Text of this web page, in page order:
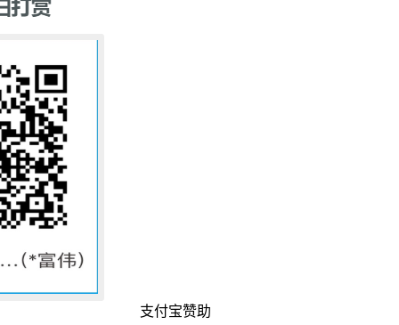
支付宝赞助